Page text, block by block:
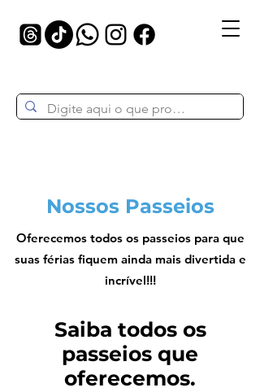
Nossos Passeios
Oferecemos todos os passeios para que
suas férias fiquem ainda mais divertida e
incrível!!!
Saiba todos os
passeios que
oferecemos.